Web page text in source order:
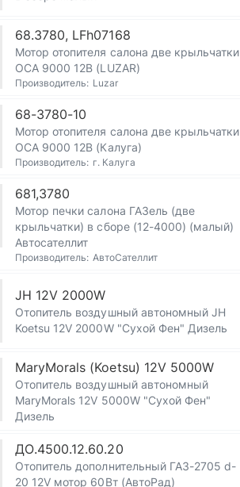
68.3780, LFh07168
Мотор отопителя салона две крыльчатки
ОСА 9000 12В (LUZAR)
Производитель: Luzar
68-3780-10
Мотор отопителя салона две крыльчатки
ОСА 9000 12В (Калуга)
Производитель: г. Калуга
681,3780
Мотор печки салона ГАЗель (две
крыльчатки) в сборе (12-4000) (малый)
Автосателлит
Производитель: АвтоСателлит
JH 12V 2000W
Отопитель воздушный автономный JH
Koetsu 12V 2000W "Сухой Фен" Дизель
MaryMorals (Koetsu) 12V 5000W
Отопитель воздушный автономный
MaryMorals 12V 5000W "Сухой Фен"
Дизель
ДО.4500.12.60.20
Отопитель дополнительный ГАЗ-2705 d-
20 12V мотор 60Вт (АвтоРад)